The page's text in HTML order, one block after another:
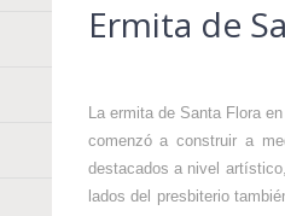
Ermita de
La ermita de Santa Flora
comenzó a construir a
destacados a nivel
lados del presbiterio